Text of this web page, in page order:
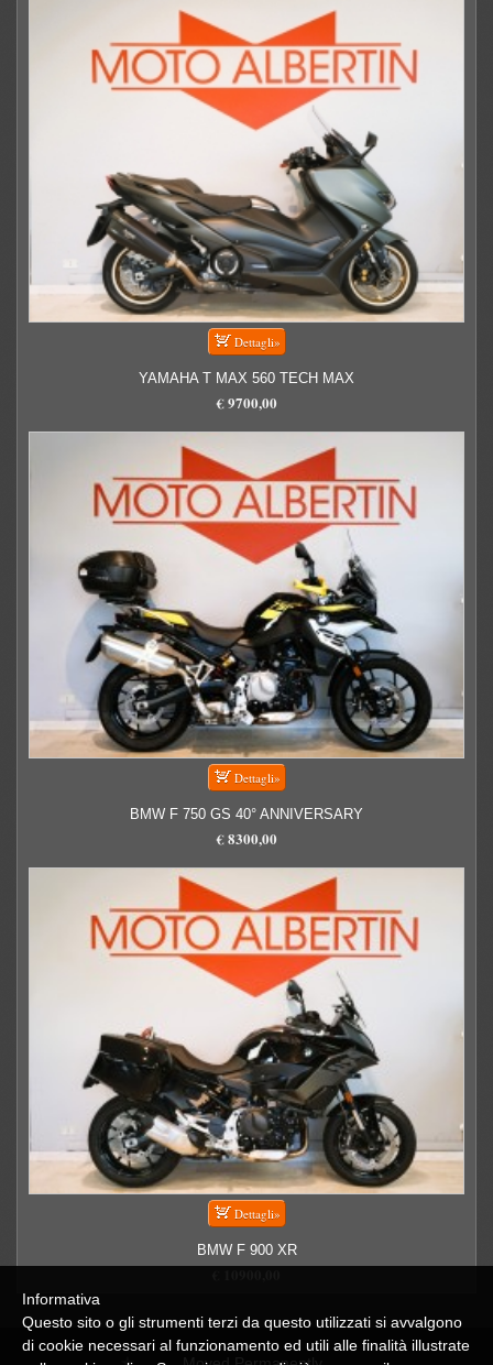
YAMAHA T MAX 560 TECH MAX
€ 9700,00
BMW F 750 GS 40° ANNIVERSARY
€ 8300,00
BMW F 900 XR
Informativa
Questo sito o gli strumenti terzi da questo utilizzati si avvalgono
di cookie necessari al funzionamento ed utili alle finalità illustrate